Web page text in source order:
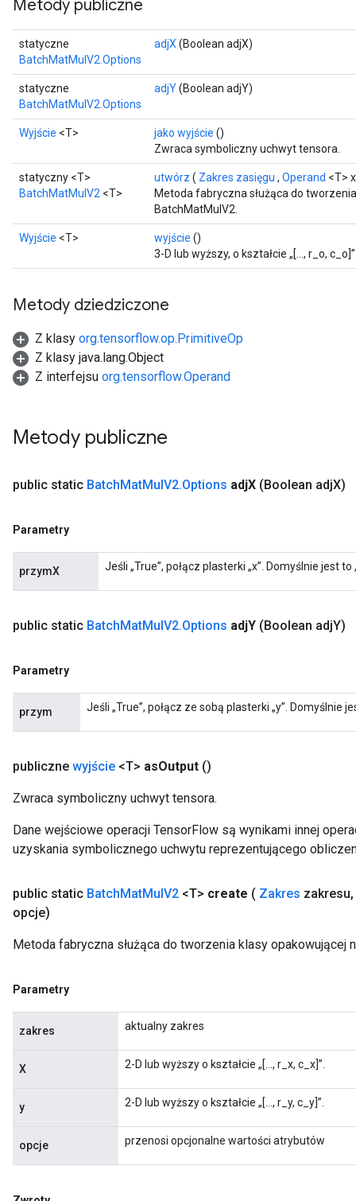
Metody publiczne
statyczne
BatchMatMulV2.Options
adjX (Boolean adjX)
statyczne
BatchMatMulV2.Options
adjY(Boolean adjY)
Wyjście <T> jako wyjście ()
Zwraca symboliczny uchwyt tensora.
statyczny <T>
BatchMatMulV2 <T>
utwórz ( Zakres zasięgu , Operand <T>
Metoda fabryczna służąca do
BatchMatMulV2.
Wyjście <T> wyjście ()
3-D lub wyższy, o kształcie „[..., r_o,
Metody dziedziczone
Z klasy org.tensorflow.op.PrimitiveOp
Z klasy java.lang.Object
Z interfejsu org.tensorflow.Operand
Metody publiczne
public static BatchMatMulV2.Options adjX (Boolean adjX)
Parametry
przymX Jeśli „True”, połącz plasterki „x”. Domyślnie jest to
public static BatchMatMulV2.Options adjY (Boolean adjY)
Parametry
przym Jeśli „True”, połącz ze sobą plasterki „y”. Domyślnie
publiczne wyjście <T> asOutput ()
Zwraca symboliczny uchwyt tensora.
Dane wejściowe operacji TensorFlow są wynikami innej
uzyskania symbolicznego uchwytu reprezentującego
public static BatchMatMulV2 <T> create ( Zakres zakresu,
opcje)
Metoda fabryczna służąca do tworzenia klasy opakowującej
Parametry
zakres aktualny zakres
X 2-D lub wyższy o kształcie „[..., r_x, c_x]”.
y 2-D lub wyższy o kształcie „[..., r_y, c_y]”.
opcje przenosi opcjonalne wartości atrybutów